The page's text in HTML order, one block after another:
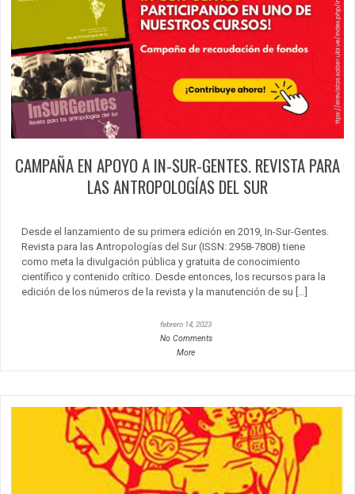
CAMPAÑA EN APOYO A IN-SUR-GENTES. REVISTA PARA
LAS ANTROPOLOGÍAS DEL SUR
Desde el lanzamiento de su primera edición en 2019, In-Sur-Gentes.
Revista para las Antropologías del Sur (ISSN: 2958-7808) tiene
como meta la divulgación pública y gratuita de conocimiento
científico y contenido crítico. Desde entonces, los recursos para la
edición de los números de la revista y la manutención de su […]
febrero 14, 2023
No Comments
More